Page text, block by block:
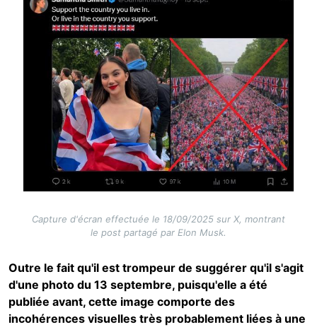
Capture d'écran effectuée le 18/09/2025 sur X, montrant
le post partagé par Elon Musk.
Outre le fait qu'il est trompeur de suggérer qu'il s'agit
d'une photo du 13 septembre, puisqu'elle a été
publiée avant, cette image comporte des
incohérences visuelles très probablement liées à une